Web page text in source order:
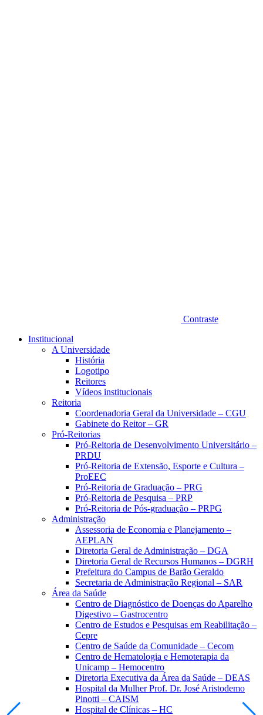
Contraste
Institucional
A Universidade
História
Logotipo
Reitores
Vídeos institucionais
Reitoria
Coordenadoria Geral da Universidade – CGU
Gabinete do Reitor – GR
Pró-Reitorias
Pró-Reitoria de Desenvolvimento Universitário –
PRDU
Pró-Reitoria de Extensão, Esporte e Cultura –
ProEEC
Pró-Reitoria de Graduação – PRG
Pró-Reitoria de Pesquisa – PRP
Pró-Reitoria de Pós-graduação – PRPG
Administração
Assessoria de Economia e Planejamento –
AEPLAN
Diretoria Geral de Administração – DGA
Diretoria Geral de Recursos Humanos – DGRH
Prefeitura do Campus de Barão Geraldo
Secretaria de Administração Regional – SAR
Área da Saúde
Centro de Diagnóstico de Doenças do Aparelho
Digestivo – Gastrocentro
Centro de Estudos e Pesquisas em Reabilitação –
Cepre
Centro de Saúde da Comunidade – Cecom
Centro de Hematologia e Hemoterapia da
Unicamp – Hemocentro
Diretoria Executiva da Área da Saúde – DEAS
Hospital da Mulher Prof. Dr. José Aristodemo
Pinotti – CAISM
Hospital de Clínicas – HC